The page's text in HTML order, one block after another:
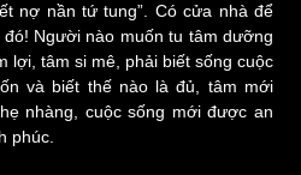
nợ nần tứ tung”. Có cửa nhà để
Người nào muốn tu tâm dưỡng
lợi, tâm si mê, phải biết sống cuộc
và biết thế nào là đủ, tâm mới
nhàng, cuộc sống mới được an
phúc.